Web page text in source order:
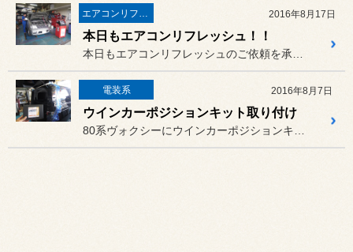
エアコンリフレッシュ 2016年8月17日
本日もエアコンリフレッシュ！！
電装系 2016年8月7日
ウインカーポジションキット取り付け